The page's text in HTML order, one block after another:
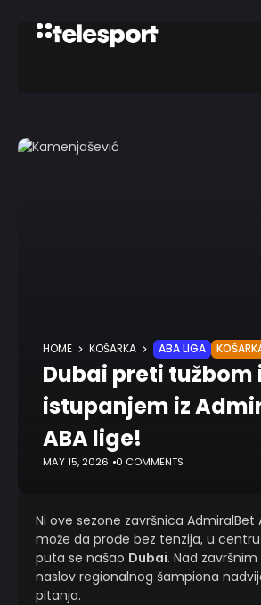
HOME KOŠARKA ABA LIGA
Dubai preti tužbom
istupanjem iz
ABA lige!
MAY 15, 2026 0 COMMENTS
Ni ove sezone završnica AdmiralBet
može da prođe bez tenzija, u
puta se našao Dubai. Nad
naslov regionalnog šampiona
pitanja.